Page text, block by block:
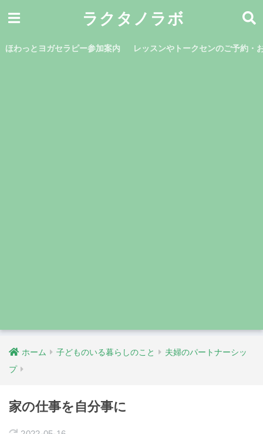
ラクタノラボ
ほわっとヨガセラピー参加案内 レッスンやトークセンのご予約・
ホーム 子どものいる暮らしのこと
夫婦のパートナーシッ
プ
家の仕事を自分事に